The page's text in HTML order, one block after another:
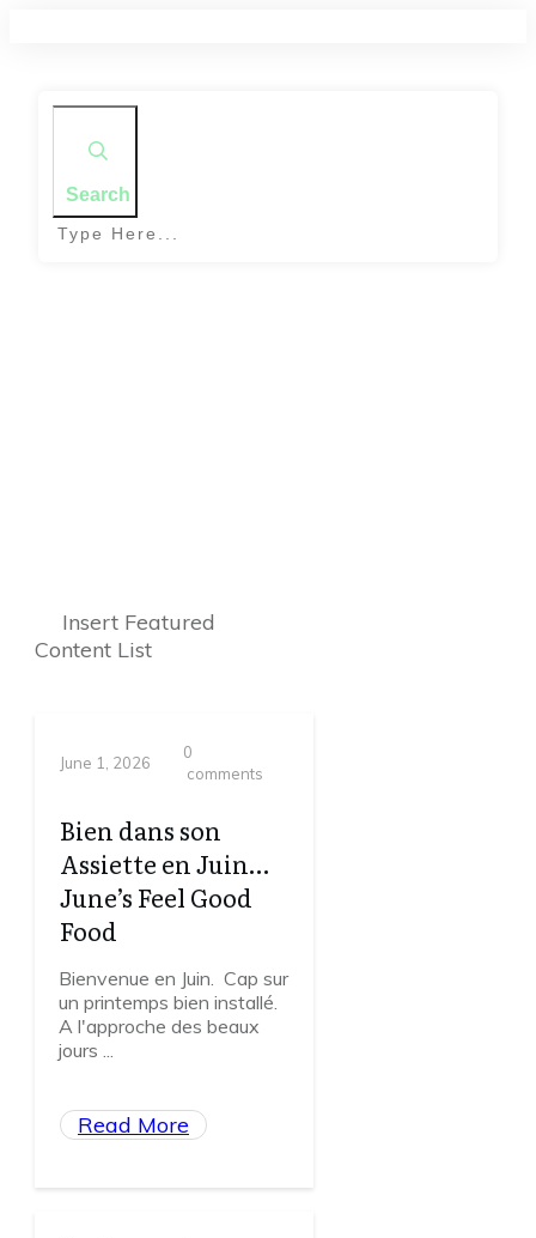
Search
Insert Featured
Content List
June 1, 2026
0
comments
Bien dans son
Assiette en Juin…
June’s Feel Good
Food
Bienvenue en Juin. Cap sur
un printemps bien installé.
A l'approche des beaux
jours ...
Read More